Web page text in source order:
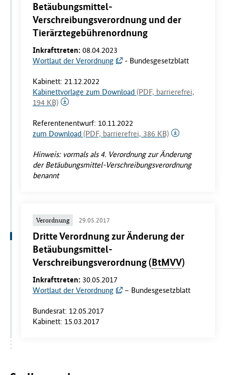
Betäubungsmittel-
Verschreibungsverordnung und der
Tierärztegebührenordnung
Inkrafttreten:08.04.2023
Wortlaut der Verordnung
- Bundesgesetzblatt
Kabinett: 21.12.2022
Kabinettvorlage zum Download (PDF, barrierefrei,
194 KB)
Referentenentwurf: 10.11.2022
zum Download (PDF, barrierefrei, 386 KB)
Hinweis: vormals als 4. Verordnung zur Änderung
der Betäubungsmittel-Verschreibungsverordnung
benannt
Verordnung 29.05.2017
Dritte Verordnung zur Änderung der
Betäubungsmittel-
Verschreibungsverordnung (BtMVV)
Inkrafttreten:30.05.2017
Wortlaut der Verordnung
– Bundesgesetzblatt
Bundesrat: 12.05.2017
Kabinett: 15.03.2017